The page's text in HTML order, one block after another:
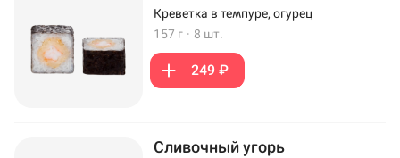
Креветка в темпуре, огурец
157 г · 8 шт.
249 ₽
Сливочный угорь